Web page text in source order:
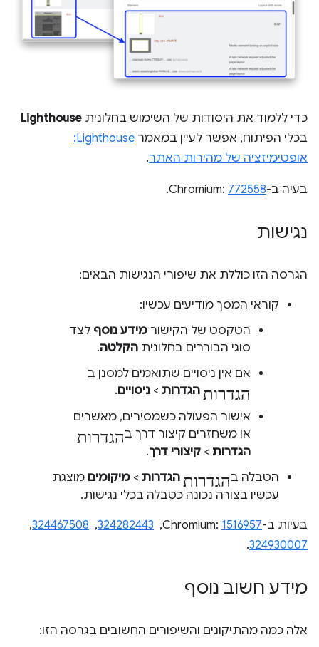
כדי ללמוד את היסודות של השימוש בחלונית Lighthouse
בכלי הפיתוח, אפשר לעיין במאמר
Lighthouse:
אופטימיזציה של מהירות האתר.
בעיה ב-Chromium:772558
.
נגישות
הגרסה הזו כוללת את שיפורי הנגישות הבאים:
קוראי המסך מודיעים עכשיו:
הטקסט של הקישור מידע נוסף לצד
סוגי הבוררים בחלונית הקלטה.
אם אין ניסויים שתואמים למסנן ב
הגדרות הגדרות > ניסויים.
אישור הפעולה כשמסירים, מאשרים
או משחזרים קיצור דרך בהגדרות
הגדרות > קיצורי דרך.
הטבלה בהגדרות הגדרות > מיקומים מוצגת
עכשיו בצורה נכונה כטבלה בכלי נגישות.
בעיות ב-Chromium:1516957
, ‏
324282443
, ‏
324467508
, ‏
324930007
.
מידע חשוב נוסף
אלה כמה מהתיקונים והשיפורים החשובים בגרסה הזו: